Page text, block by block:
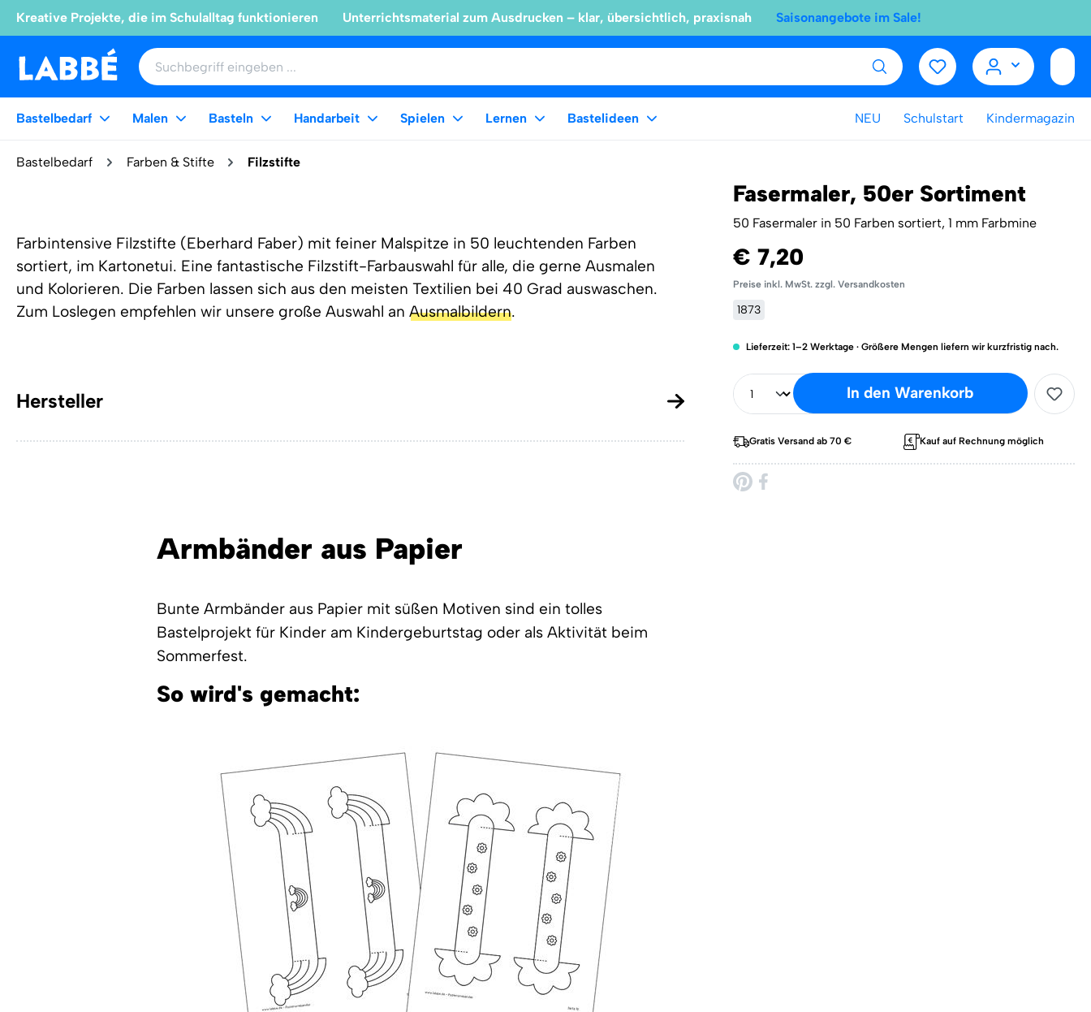
Kreative Projekte, die im Schulalltag funktionieren Unterrichtsmaterial zum Ausdrucken – klar, übersichtlich, praxisnah Saisonangebote im Sale!
Bastelbedarf Malen Basteln Handarbeit Spielen Lernen Bastelideen NEU Schulstart Kindermagazin
Bastelbedarf Farben & Stifte Filzstifte
Farbintensive Filzstifte (Eberhard Faber) mit feiner Malspitze in 50 leuchtenden Farben
sortiert, im Kartonetui. Eine fantastische Filzstift-Farbauswahl für alle, die gerne Ausmalen
und Kolorieren. Die Farben lassen sich aus den meisten Textilien bei 40 Grad auswaschen.
Zum Loslegen empfehlen wir unsere große Auswahl an Ausmalbildern.
Hersteller
Armbänder aus Papier
Bunte Armbänder aus Papier mit süßen Motiven sind ein tolles
Bastelprojekt für Kinder am Kindergeburtstag oder als Aktivität beim
Sommerfest.
So wird's gemacht:
Fasermaler, 50er Sortiment
50 Fasermaler in 50 Farben sortiert, 1 mm Farbmine
€ 7,20
Preise inkl. MwSt. zzgl. Versandkosten
1873
Lieferzeit: 1–2 Werktage · Größere Mengen liefern wir kurzfristig nach.
In den Warenkorb
Gratis Versand ab 70 € Kauf auf Rechnung möglich